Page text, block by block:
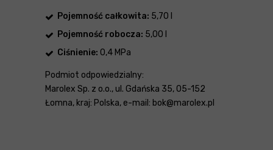
Pojemność całkowita: 5,70 l
Pojemność robocza: 5,00 l
Ciśnienie: 0,4 MPa
Podmiot odpowiedzialny:
Marolex Sp. z o.o., ul. Gdańska 35, 05-152
Łomna, kraj: Polska, e-mail: bok@marolex.pl